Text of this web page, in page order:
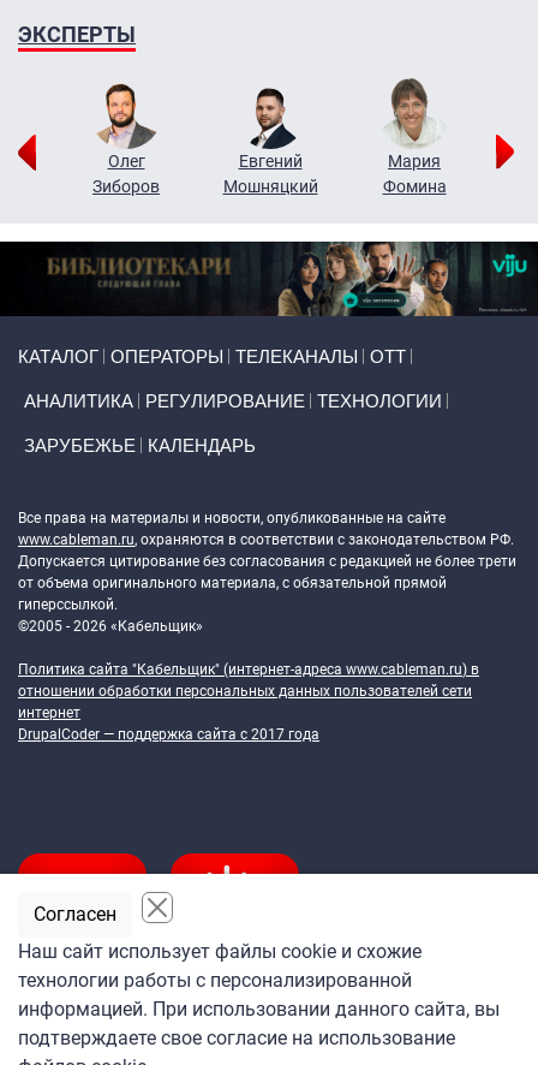
ЭКСПЕРТЫ
Олег
Зиборов
Евгений
Мошняцкий
Мария
Фомина
КАТАЛОГ ОПЕРАТОРЫ ТЕЛЕКАНАЛЫ ОТТ
АНАЛИТИКА РЕГУЛИРОВАНИЕ ТЕХНОЛОГИИ
ЗАРУБЕЖЬЕ КАЛЕНДАРЬ
Все права на материалы и новости, опубликованные на сайте
www.cableman.ru, охраняются в соответствии с законодательством РФ.
Допускается цитирование без согласования с редакцией не более трети
от объема оригинального материала, с обязательной прямой
гиперссылкой.
©2005 - 2026 «Кабельщик»
Политика сайта "Кабельщик" (интернет-адреса www.cableman.ru) в
отношении обработки персональных данных пользователей сети
интернет
DrupalCoder — поддержка сайта c 2017 года
Подпишитесь
на ежедневную рассылку
«Кабельщика»
Наш сайт использует файлы cookie и схожие
технологии работы с персонализированной
информацией. При использовании данного сайта, вы
подтверждаете свое согласие на использование
Согласен